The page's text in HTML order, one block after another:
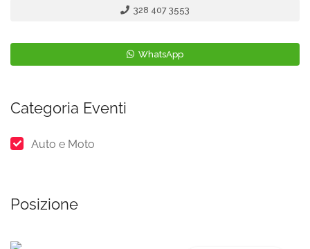
328 407 3553
WhatsApp
Categoria Eventi
Auto e Moto
Posizione